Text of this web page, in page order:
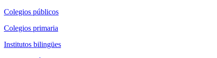
Colegios públicos
Colegios primaria
Institutos bilingües